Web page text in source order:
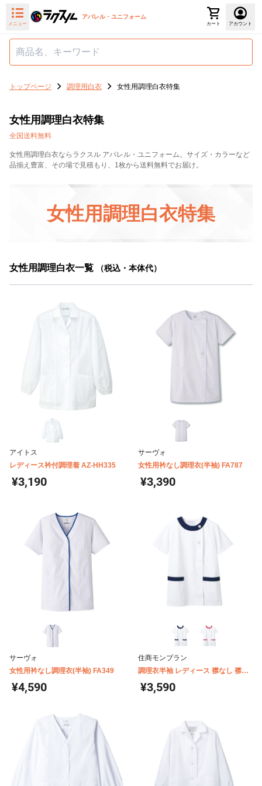
メニュー
アパレル・ユニフォーム
カート アカウント
トップページ 調理用白衣 女性用調理白衣特集
女性用調理白衣特集
全国送料無料
女性用調理白衣ならラクスル アパレル・ユニフォーム。サイズ・カラーなど
品揃え豊富、その場で見積もり、1枚から送料無料でお届け。
女性用調理白衣特集
女性用調理白衣一覧 （税込・本体代）
アイトス
レディース衿付調理着 AZ-HH335
¥3,190
サーヴォ
女性用衿なし調理衣(半袖) FA787
¥3,390
サーヴォ
女性用衿なし調理衣(半袖) FA349
¥4,590
住商モンブラン
調理衣半袖 レディース 襟なし 襟＆
ポケットカラー配色 住商モンブラン
1-092 094
¥3,590